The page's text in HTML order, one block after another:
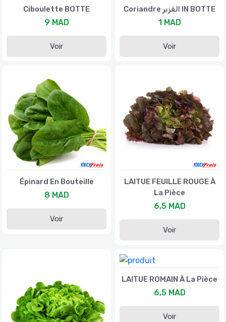
Ciboulette BOTTE
9 MAD
Voir
Coriandre القزبر IN BOTTE
1 MAD
Voir
Épinard En Bouteille
8 MAD
Voir
LAITUE FEUILLE ROUGE À
La Pièce
6,5 MAD
Voir
LAITUE ROMAIN À La Pièce
6,5 MAD
Voir